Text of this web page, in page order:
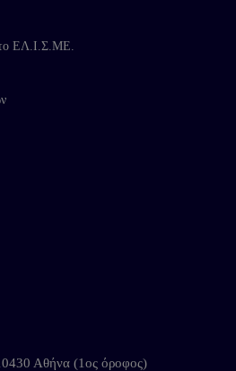
ΕΛ.Ι.Σ.ΜΕ.
Αθήνα (1ος όροφος)